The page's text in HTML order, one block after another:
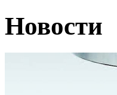
Новости